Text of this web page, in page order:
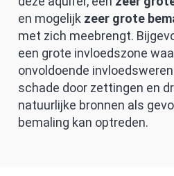
en mogelijk zeer grote
met zich meebrengt.
een grote invloedszone
onvoldoende
schade door zettingen en
natuurlijke bronnen als
bemaling kan optreden.